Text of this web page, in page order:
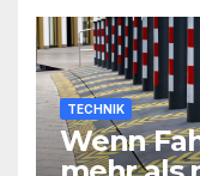
TECHNIK
Wenn